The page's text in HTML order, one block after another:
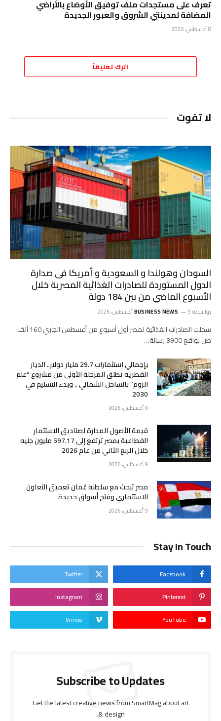
تعرف على مستجدات ملف توفيق الأوضاع بالأراضي
المضافة لمدينتي الشروق والعبور الجديدة
8 أغسطس، 2026
اترك تعليقاً
لا تفوت
السودان وهولندا و السعودية و أمريكا فى صدارة
الدول المستوردة للصادرات الغذائية المصرية خلال
الأسبوع الماضي من بين 184 دولة
بواسطة BUSINESS NEWS 9 أغسطس، 2026
سجلت الصادرات الغذائية لمصر أول أسبوع من أغسطس الجاري 160 ألف
طن بواقع 3900 رسالة…
بإجمالي استثمارات 29.7 مليار دولار.. الديار
القطرية تطلق المرحلة الأولى من مشروع “علم
الروم” بالساحل الشمالي .. وبدء التسليم في
2030
9 أغسطس، 2026
قيمة الأصول المدارة لصناديق الاستثمار
القطاعية بمصر ترتفع إلى 597.17 مليون جنيه
خلال الربع الثاني من عام 2026
9 أغسطس، 2026
مصر تبحث مع سلطنة عُمان تعميق التعاون
الاستثماري وفتح أسواق جديدة
9 أغسطس، 2026
Stay In Touch
Facebook
Twitter
Pinterest
Instagram
YouTube
Vimeo
Subscribe to Updates
Get the latest creative news from SmartMag about art
& design.